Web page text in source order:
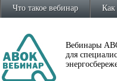
Что такое вебинар Как
Вебинары
для